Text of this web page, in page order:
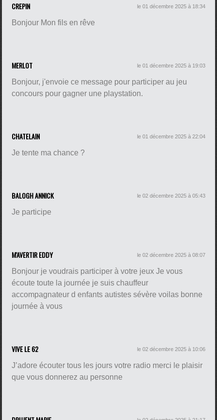
CREPIN le 01 décembre 2025 à 18:34
Bonjour Mon fils en rêve
MERLOT le 01 décembre 2025 à 19:03
Bonjour, j'envoie ce message pour participer au jeu
concours pour gagner une playstation.
CHATELAIN le 01 décembre 2025 à 22:04
Je tente ma chance ?
BALOGH ANNICK le 02 décembre 2025 à 05:43
Je participe
M'AVERTIR EDDY le 02 décembre 2025 à 08:07
Bonjour je voudrais participer à votre jeux Je vous
écoute toute la journée je suis chauffeur
accompagnateur d enfants autistes sévère voilas bonne
journée à vous
VIVE LE 62 le 02 décembre 2025 à 10:06
J’adore écouter tous les jours votre radio merci le plaisir
que vous donnerez au personne